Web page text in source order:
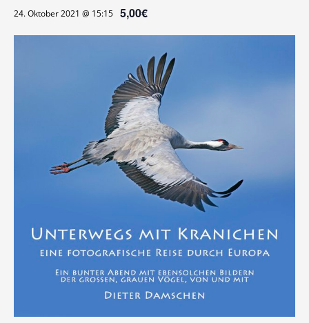
24. Oktober 2021 @ 15:15 5,00€